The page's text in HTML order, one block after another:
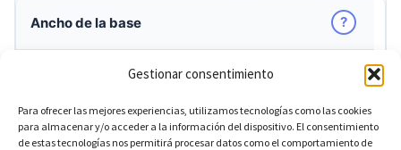
Gestionar consentimiento
Para ofrecer las mejores experiencias, utilizamos tecnologías como las cookies
para almacenar y/o acceder a la información del dispositivo. El consentimiento
de estas tecnologías nos permitirá procesar datos como el comportamiento de
Ancho de la base ?
340 mm
Dreame X50 Ultra Blanca: 340 mm